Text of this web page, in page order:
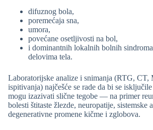
difuznog bola,
poremećaja sna,
umora,
povećane osetljivosti na bol,
i dominantnih lokalnih bolnih
delovima tela.
Laboratorijske analize i snimanja (RTG, CT,
ispitivanja) najčešće se rade da bi se
mogu izazivati slične tegobe — na primer
bolesti štitaste žlezde, neuropatije, sistemske
degenerativne promene kičme i zglobova.